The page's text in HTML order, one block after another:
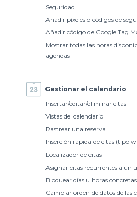
Seguridad
Añadir píxeles o códigos de
Añadir código de Google Tag
Mostrar todas las horas
agendas
Gestionar el calendario
Insertar/editar/eliminar citas
Vistas del calendario
Rastrear una reserva
Inserción rápida de citas (tipo
Localizador de citas
Asignar citas recurrentes a un
Bloquear días u horas concretas
Cambiar orden de datos de las